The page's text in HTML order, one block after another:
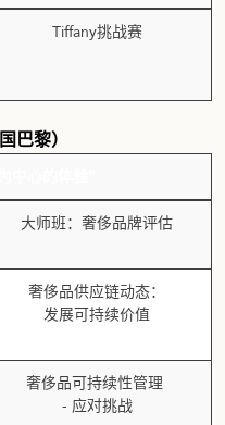
Tiffany挑战赛
巴黎）
大师班：奢侈品牌评估
奢侈品供应链动态：
发展可持续价值
奢侈品可持续性管理
- 应对挑战